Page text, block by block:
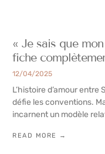
« Je sais que
fiche
12/04/2025
L’histoire d’amour
défie les conventions.
incarnent un modèle
READ MORE →